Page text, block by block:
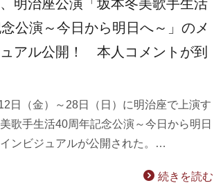
明治座公演「坂本冬美歌手生活
公演～今日から明日へ～」のメ
アル公開！ 本人コメントが到
日（金）～28日（日）に明治座で上演す
歌手生活40周年記念公演～今日から明日
ンビジュアルが公開された。…
続きを読む